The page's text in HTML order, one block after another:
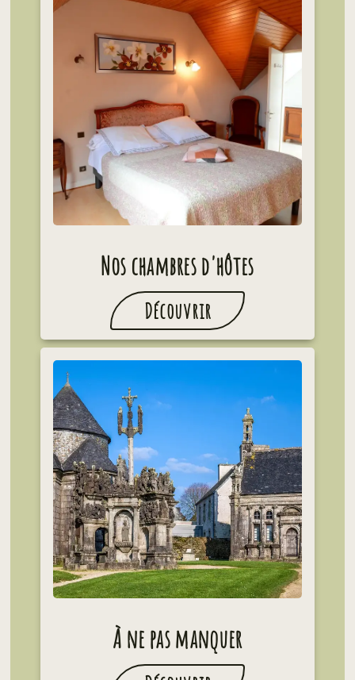
Découvrir
Nos chambres d'hôtes
À ne pas manquer